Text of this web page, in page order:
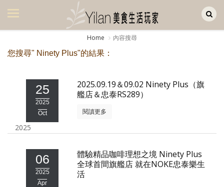
美食集
美飲集
旅遊集
旅遊美食集
生活風
書房集
日記簿
Home
內容搜尋
您搜尋" Ninety Plus"的結果：
25
2025
Oct
2025.09.19＆09.02 Ninety Plus（旗
艦店＆忠泰RS289）
2025
閱讀更多
06
2025
Apr
體驗精品咖啡理想之境 Ninety Plus
全球首間旗艦店 就在NOKE忠泰樂生
活